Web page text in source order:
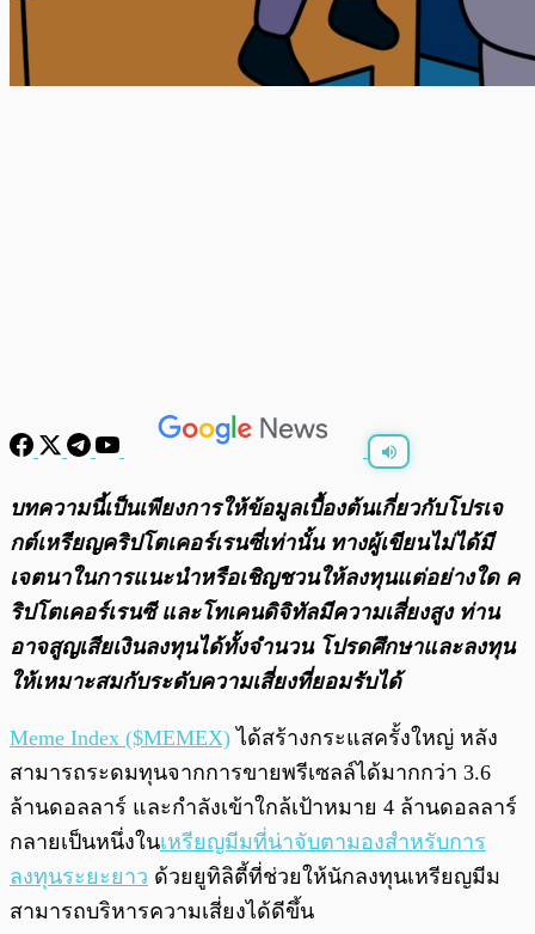
พร้อมเล่น 0:00/0:00
บทความนี้เป็นเพียงการให้ข้อมูลเบื้องต้นเกี่ยวกับโปรเจ
กต์เหรียญคริปโตเคอร์เรนซี่เท่านั้น ทางผู้เขียนไม่ได้มี
เจตนาในการแนะนำหรือเชิญชวนให้ลงทุนแต่อย่างใด ค
ริปโตเคอร์เรนซี และโทเคนดิจิทัลมีความเสี่ยงสูง ท่าน
อาจสูญเสียเงินลงทุนได้ทั้งจํานวน โปรดศึกษาและลงทุน
ให้เหมาะสมกับระดับความเสี่ยงที่ยอมรับได้
Meme Index ($MEMEX) ได้สร้างกระแสครั้งใหญ่ หลัง
สามารถระดมทุนจากการขายพรีเซลล์ได้มากกว่า 3.6
ล้านดอลลาร์ และกำลังเข้าใกล้เป้าหมาย 4 ล้านดอลลาร์
กลายเป็นหนึ่งในเหรียญมีมที่น่าจับตามองสำหรับการ
ลงทุนระยะยาว ด้วยยูทิลิตี้ที่ช่วยให้นักลงทุนเหรียญมีม
สามารถบริหารความเสี่ยงได้ดีขึ้น